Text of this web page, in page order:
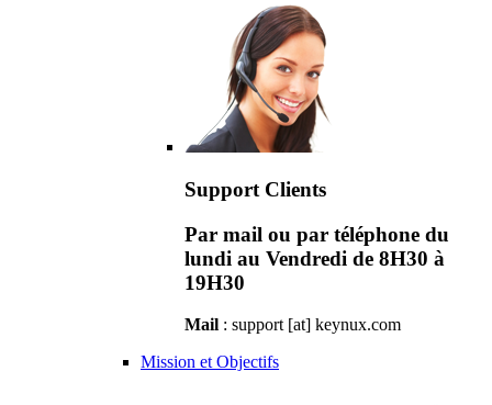
Support Clients
Par mail ou par téléphone du
lundi au Vendredi de 8H30 à
19H30
Mail : support [at] keynux.com
Mission et Objectifs